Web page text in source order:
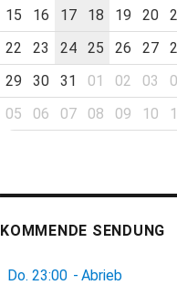
15
16 17 18 19 20
22
23 24 25 26 27
29
30 31 01 02 03
05
06 07 08 09 10
KOMMENDE SENDUNG
Do. 23:00 - Abrieb